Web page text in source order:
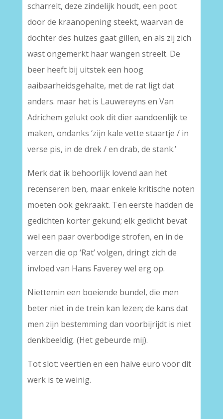
scharrelt, deze zindelijk houdt, een poot
door de kraanopening steekt, waarvan de
dochter des huizes gaat gillen, en als zij zich
wast ongemerkt haar wangen streelt. De
beer heeft bij uitstek een hoog
aaibaarheidsgehalte, met de rat ligt dat
anders. maar het is Lauwereyns en Van
Adrichem gelukt ook dit dier aandoenlijk te
maken, ondanks ‘zijn kale vette staartje / in
verse pis, in de drek / en drab, de stank.’
Merk dat ik behoorlijk lovend aan het
recenseren ben, maar enkele kritische noten
moeten ook gekraakt. Ten eerste hadden de
gedichten korter gekund; elk gedicht bevat
wel een paar overbodige strofen, en in de
verzen die op ‘Rat’ volgen, dringt zich de
invloed van Hans Faverey wel erg op.
Niettemin een boeiende bundel, die men
beter niet in de trein kan lezen; de kans dat
men zijn bestemming dan voorbijrijdt is niet
denkbeeldig. (Het gebeurde mij).
Tot slot: veertien en een halve euro voor dit
werk is te weinig.